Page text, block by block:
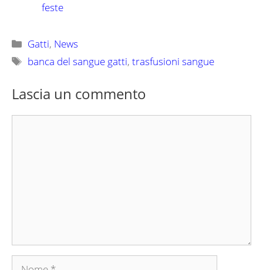
feste
Categorie
Gatti, News
Tag
banca del sangue gatti,trasfusioni sangue
Lascia un commento
Nome